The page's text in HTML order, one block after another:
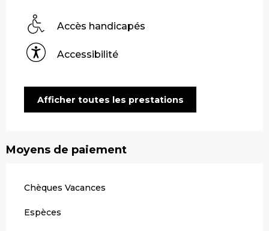
Accès handicapés
Accessibilité
Afficher toutes les prestations
Moyens de paiement
Chèques Vacances
Espèces